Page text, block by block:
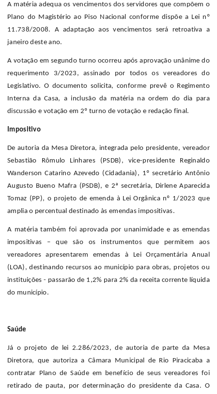
A matéria adequa os vencimentos dos servidores que compõem o
Plano do Magistério ao Piso Nacional conforme dispõe a Lei nº
11.738/2008. A adaptação aos vencimentos será retroativa a
janeiro deste ano.
A votação em segundo turno ocorreu após aprovação unânime do
requerimento 3/2023, assinado por todos os vereadores do
Legislativo. O documento solicita, conforme prevê o Regimento
Interna da Casa, a inclusão da matéria na ordem do dia para
discussão e votação em 2º turno de votação e redação final.
Impositivo
De autoria da Mesa Diretora, integrada pelo presidente, vereador
Sebastião Rômulo Linhares (PSDB), vice-presidente Reginaldo
Wanderson Catarino Azevedo (Cidadania), 1º secretário Antônio
Augusto Bueno Mafra (PSDB), e 2ª secretária, Dirlene Aparecida
Tomaz (PP), o projeto de emenda à Lei Orgânica nº 1/2023 que
amplia o percentual destinado às emendas impositivas.
A matéria também foi aprovada por unanimidade e as emendas
impositivas – que são os instrumentos que permitem aos
vereadores apresentarem emendas à Lei Orçamentária Anual
(LOA), destinando recursos ao município para obras, projetos ou
instituições - passarão de 1,2% para 2% da receita corrente líquida
do município.
Saúde
Já o projeto de lei 2.286/2023, de autoria de parte da Mesa
Diretora, que autoriza a Câmara Municipal de Rio Piracicaba a
contratar Plano de Saúde em benefício de seus vereadores foi
retirado de pauta, por determinação do presidente da Casa. O